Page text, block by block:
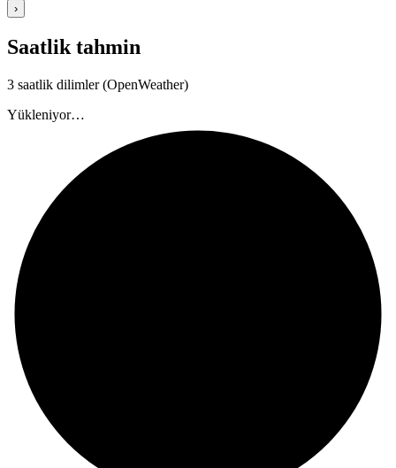
›
Saatlik tahmin
3 saatlik dilimler (OpenWeather)
Yükleniyor…